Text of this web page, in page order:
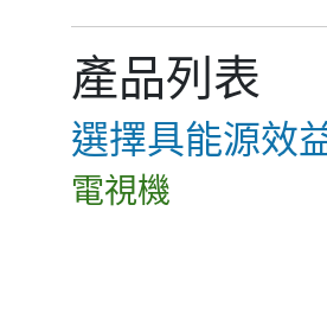
產品列表
選擇具能源效
電視機